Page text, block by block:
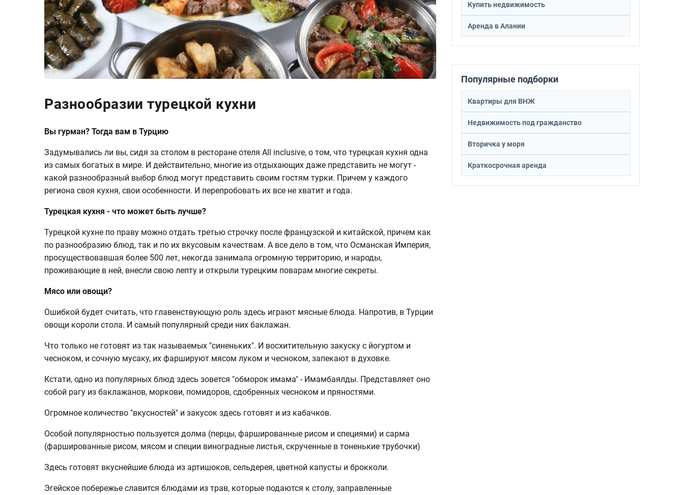
Разнообразии турецкой кухни
Вы гурман? Тогда вам в Турцию
Задумывались ли вы, сидя за столом в ресторане отеля All inclusive, о том, что турецкая кухня одна
из самых богатых в мире. И действительно, многие из отдыхающих даже представить не могут -
какой разнообразный выбор блюд могут представить своим гостям турки. Причем у каждого
региона своя кухня, свои особенности. И перепробовать их все не хватит и года.
Турецкая кухня - что может быть лучше?
Турецкой кухне по праву можно отдать третью строчку после французской и китайской, причем как
по разнообразию блюд, так и по их вкусовым качествам. А все дело в том, что Османская Империя,
просуществовавшая более 500 лет, некогда занимала огромную территорию, и народы,
проживающие в ней, внесли свою лепту и открыли турецким поварам многие секреты.
Мясо или овощи?
Ошибкой будет считать, что главенствующую роль здесь играют мясные блюда. Напротив, в Турции
овощи короли стола. И самый популярный среди них баклажан.
Что только не готовят из так называемых "синеньких". И восхитительную закуску с йогуртом и
чесноком, и сочную мусаку, их фаршируют мясом луком и чесноком, запекают в духовке.
Кстати, одно из популярных блюд здесь зовется "обморок имама" - Имамбаялды. Представляет оно
собой рагу из баклажанов, моркови, помидоров, сдобренных чесноком и пряностями.
Огромное количество "вкусностей" и закусок здесь готовят и из кабачков.
Особой популярностью пользуется долма (перцы, фаршированные рисом и специями) и сарма
(фаршированные рисом, мясом и специи виноградные листья, скрученные в тоненькие трубочки)
Здесь готовят вкуснейшие блюда из артишоков, сельдерея, цветной капусты и брокколи.
Эгейское побережье славится блюдами из трав, которые подаются к столу, заправленные
Купить недвижимость
Аренда в Алании
Популярные подборки
Квартиры для ВНЖ
Недвижимость под гражданство
Вторичка у моря
Краткосрочная аренда